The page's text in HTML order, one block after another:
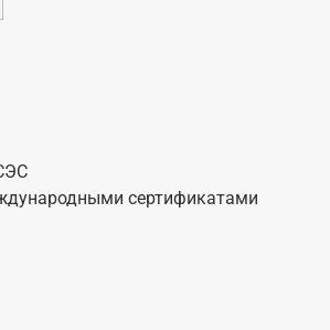
сертификатами